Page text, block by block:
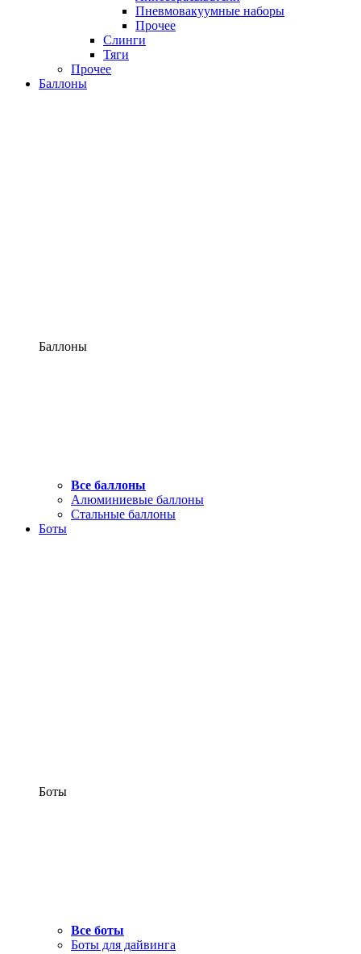
Пневмовакуумные наборы
Прочее
Слинги
Тяги
Прочее
Баллоны
Баллоны
Все баллоны
Алюминиевые баллоны
Стальные баллоны
Боты
Боты
Все боты
Боты для дайвинга